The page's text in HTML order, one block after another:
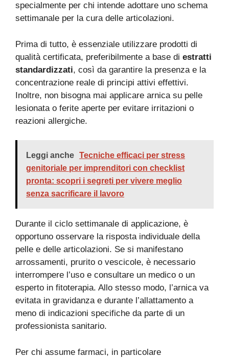
specialmente per chi intende adottare uno schema
settimanale per la cura delle articolazioni.
Prima di tutto, è essenziale utilizzare prodotti di
qualità certificata, preferibilmente a base di estratti
standardizzati, così da garantire la presenza e la
concentrazione reale di principi attivi effettivi.
Inoltre, non bisogna mai applicare arnica su pelle
lesionata o ferite aperte per evitare irritazioni o
reazioni allergiche.
Leggi anche Tecniche efficaci per stress
genitoriale per imprenditori con checklist
pronta: scopri i segreti per vivere meglio
senza sacrificare il lavoro
Durante il ciclo settimanale di applicazione, è
opportuno osservare la risposta individuale della
pelle e delle articolazioni. Se si manifestano
arrossamenti, prurito o vescicole, è necessario
interrompere l’uso e consultare un medico o un
esperto in fitoterapia. Allo stesso modo, l’arnica va
evitata in gravidanza e durante l’allattamento a
meno di indicazioni specifiche da parte di un
professionista sanitario.
Per chi assume farmaci, in particolare